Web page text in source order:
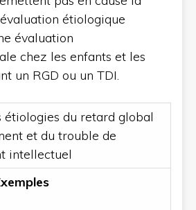
évaluation étiologique
évaluation
chez les enfants et les
un RGD ou un TDI.
étiologies du retard global
et du trouble de
intellectuel